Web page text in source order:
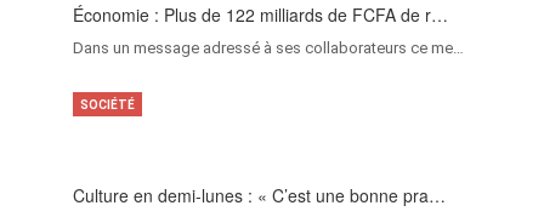
Économie : Plus de 122 milliards de FCFA de r…
Dans un message adressé à ses collaborateurs ce me…
Culture en demi-lunes : « C’est une bonne pra…
SOCIÉTÉ